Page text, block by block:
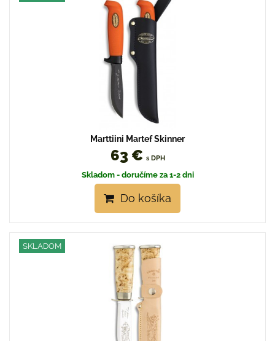
Marttiini Martef Skinner
63 € s DPH
Skladom - doručíme za 1-2 dni
Do košíka
SKLADOM